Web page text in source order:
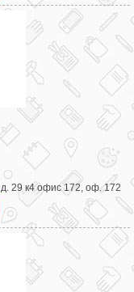
29 к4 офис 172, оф. 172